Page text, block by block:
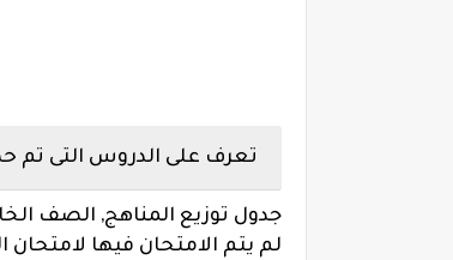
تعرف على الدروس التى تم
جدول توزيع المناهج, الصف
لم يتم الامتحان فيها